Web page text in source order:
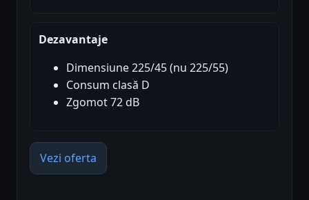
Dezavantaje
Dimensiune 225/45 (nu 225/55)
Consum clasă D
Zgomot 72 dB
Vezi oferta